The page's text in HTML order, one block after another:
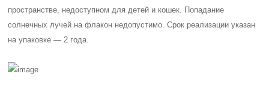
пространстве, недоступном для детей и кошек. Попадание
солнечных лучей на флакон недопустимо. Срок реализации указан
на упаковке — 2 года.